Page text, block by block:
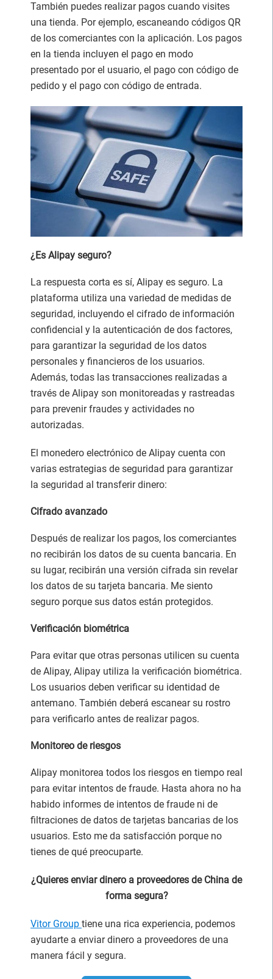
También puedes realizar pagos cuando visites
una tienda. Por ejemplo, escaneando códigos QR
de los comerciantes con la aplicación. Los pagos
en la tienda incluyen el pago en modo
presentado por el usuario, el pago con código de
pedido y el pago con código de entrada.
¿Es Alipay seguro?
La respuesta corta es sí, Alipay es seguro. La
plataforma utiliza una variedad de medidas de
seguridad, incluyendo el cifrado de información
confidencial y la autenticación de dos factores,
para garantizar la seguridad de los datos
personales y financieros de los usuarios.
Además, todas las transacciones realizadas a
través de Alipay son monitoreadas y rastreadas
para prevenir fraudes y actividades no
autorizadas.
El monedero electrónico de Alipay cuenta con
varias estrategias de seguridad para garantizar
la seguridad al transferir dinero:
Cifrado avanzado
Después de realizar los pagos, los comerciantes
no recibirán los datos de su cuenta bancaria. En
su lugar, recibirán una versión cifrada sin revelar
los datos de su tarjeta bancaria. Me siento
seguro porque sus datos están protegidos.
Verificación biométrica
Para evitar que otras personas utilicen su cuenta
de Alipay, Alipay utiliza la verificación biométrica.
Los usuarios deben verificar su identidad de
antemano. También deberá escanear su rostro
para verificarlo antes de realizar pagos.
Monitoreo de riesgos
Alipay monitorea todos los riesgos en tiempo real
para evitar intentos de fraude. Hasta ahora no ha
habido informes de intentos de fraude ni de
filtraciones de datos de tarjetas bancarias de los
usuarios. Esto me da satisfacción porque no
tienes de qué preocuparte.
¿Quieres enviar dinero a proveedores de China de
forma segura?
Vitor Group tiene una rica experiencia, podemos
ayudarte a enviar dinero a proveedores de una
manera fácil y segura.